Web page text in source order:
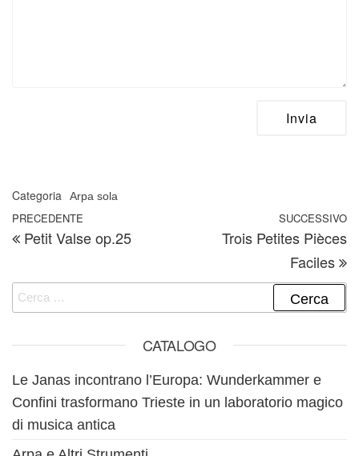
Categoria Arpa sola
Navigazione articoli
Articolo precedente
PRECEDENTE
Petit Valse op.25
SUCCESSIVO
Trois Petites Pièces
Faciles
Ricerca per:
CATALOGO
Le Janas incontrano l’Europa: Wunderkammer e
Confini trasformano Trieste in un laboratorio magico
di musica antica